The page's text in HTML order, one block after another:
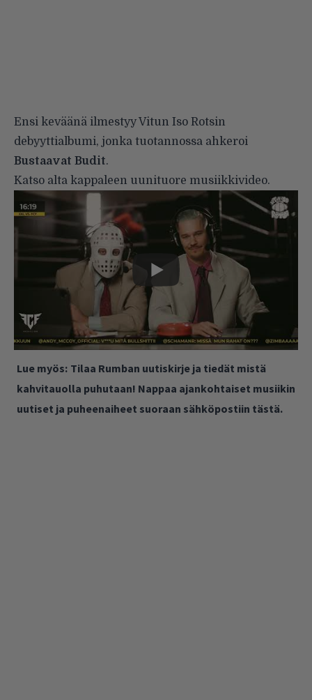
Ensi keväänä ilmestyy Vitun Iso Rotsin
debyyttialbumi, jonka tuotannossa ahkeroi
Bustaavat Budit.
Katso alta kappaleen uunituore musiikkivideo.
Lue myös: Tilaa Rumban uutiskirje ja tiedät mistä
kahvitauolla puhutaan! Nappaa ajankohtaiset musiikin
uutiset ja puheenaiheet suoraan sähköpostiin tästä.